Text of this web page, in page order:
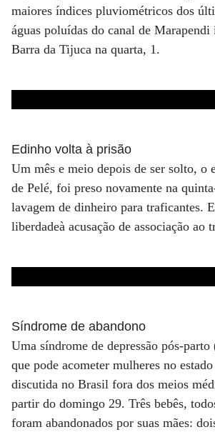
maiores índices pluviométricos dos
águas poluídas do canal de
Barra da Tijuca na quarta, 1.
Edinho volta à prisão
Um mês e meio depois de ser solto,
de Pelé, foi preso novamente na
lavagem de dinheiro para traficantes.
liberdadeà acusação de associação ao
Síndrome de abandono
Uma síndrome de depressão pós-
que pode acometer mulheres no
discutida no Brasil fora dos meios
partir do domingo 29. Três bebês,
foram abandonados por suas mães: